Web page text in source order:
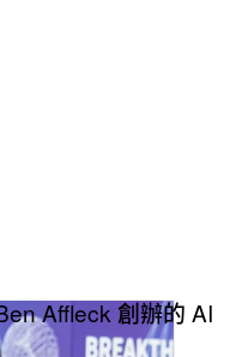
Affleck 創辦的 AI